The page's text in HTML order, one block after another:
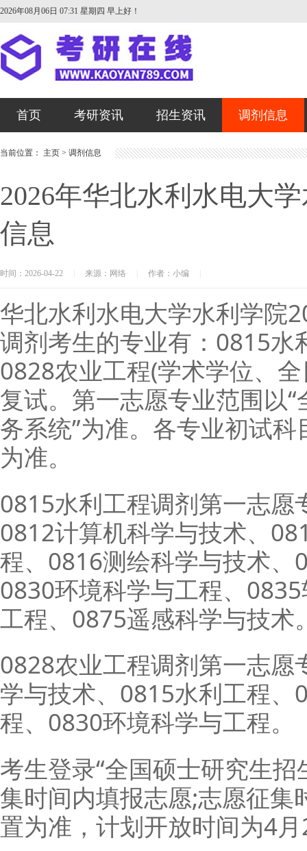
2026年08月06日 07:31 星期四 早上好！
首页 考研资讯 招生资讯 调剂信息
当前位置： 主页 > 调剂信息
2026年华北水利水电大
信息
时间：2026-04-22 来源：网络 作者：小编
华北水利水电大学水利学院
调剂考生的专业有：0815水
0828农业工程(学术学位、
复试。第一志愿专业范围以
务系统”为准。各专业初试
为准。
0815水利工程调剂第一志
0812计算机科学与技术、
程、0816测绘科学与技术
0830环境科学与工程、
工程、0875遥感科学与技术
0828农业工程调剂第一志
学与技术、0815水利工程
程、0830环境科学与工程。
考生登录“全国硕士研究生
集时间内填报志愿;志愿征
置为准，计划开放时间为4